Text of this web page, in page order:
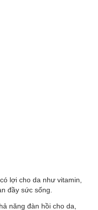
lợi cho da như vitamin,
đầy sức sống.
năng đàn hồi cho da,